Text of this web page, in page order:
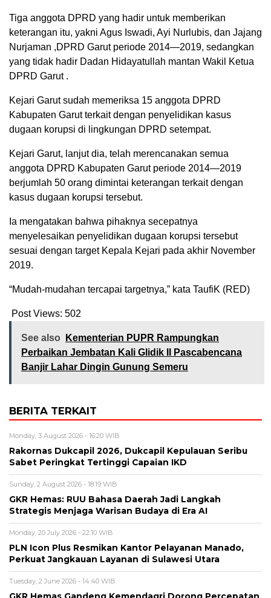
Tiga anggota DPRD yang hadir untuk memberikan
keterangan itu, yakni Agus Iswadi, Ayi Nurlubis, dan Jajang
Nurjaman ,DPRD Garut periode 2014—2019, sedangkan
yang tidak hadir Dadan Hidayatullah mantan Wakil Ketua
DPRD Garut .
Kejari Garut sudah memeriksa 15 anggota DPRD
Kabupaten Garut terkait dengan penyelidikan kasus
dugaan korupsi di lingkungan DPRD setempat.
Kejari Garut, lanjut dia, telah merencanakan semua
anggota DPRD Kabupaten Garut periode 2014—2019
berjumlah 50 orang dimintai keterangan terkait dengan
kasus dugaan korupsi tersebut.
Ia mengatakan bahwa pihaknya secepatnya
menyelesaikan penyelidikan dugaan korupsi tersebut
sesuai dengan target Kepala Kejari pada akhir November
2019.
“Mudah-mudahan tercapai targetnya,” kata TaufiK (RED)
Post Views: 502
See also
Kementerian PUPR Rampungkan
Perbaikan Jembatan Kali Glidik II Pascabencana
Banjir Lahar Dingin Gunung Semeru
BERITA TERKAIT
Monday, 3 August 2026 - 16:20 WIB
Rakornas Dukcapil 2026, Dukcapil Kepulauan Seribu
Sabet Peringkat Tertinggi Capaian IKD
Sunday, 2 August 2026 - 18:19 WIB
GKR Hemas: RUU Bahasa Daerah Jadi Langkah
Strategis Menjaga Warisan Budaya di Era AI
Monday, 20 July 2026 - 22:10 WIB
PLN Icon Plus Resmikan Kantor Pelayanan Manado,
Perkuat Jangkauan Layanan di Sulawesi Utara
Tuesday, 2 June 2026 - 14:40 WIB